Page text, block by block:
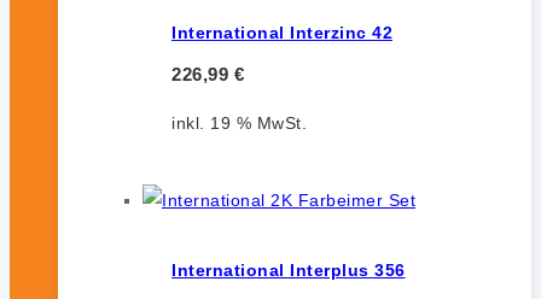
International Interzinc 42
226,99 €
inkl. 19 % MwSt.
International Interplus 356